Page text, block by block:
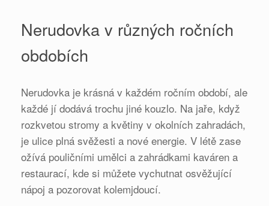
Nerudovka v různých ročních
obdobích
Nerudovka je krásná v každém ročním období, ale
každé jí dodává trochu jiné kouzlo. Na jaře, když
rozkvetou stromy a květiny v okolních zahradách,
je ulice plná svěžesti a nové energie. V létě zase
ožívá pouličními umělci a zahrádkami kaváren a
restaurací, kde si můžete vychutnat osvěžující
nápoj a pozorovat kolemjdoucí.